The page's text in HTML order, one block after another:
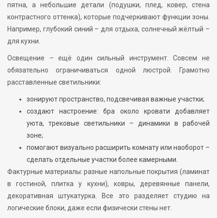
пятна, а небольшие детали (подушки, плед, ковер, стена
контрастного оттенка), которые подчеркивают функции зоны.
Например, глубокий синий – для отдыха, солнечный жёлтый –
для кухни.
Освещение – ещё один сильный инструмент. Совсем не
обязательно ограничиваться одной люстрой. Грамотно
расставленные светильники:
зонируют пространство, подсвечивая важные участки;
создают настроение: бра около кровати добавляет
уюта, трековые светильники – динамики в рабочей
зоне;
помогают визуально расширить комнату или наоборот –
сделать отдельные участки более камерными.
Фактурные материалы: разные напольные покрытия (ламинат
в гостиной, плитка у кухни), ковры, деревянные панели,
декоративная штукатурка. Все это разделяет студию на
логические блоки, даже если физически стены нет.